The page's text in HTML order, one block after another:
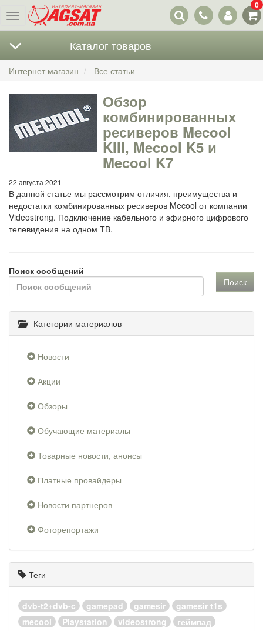
Меню
Наши
контакты
0
Каталог товаров
Интернет магазин Все статьи
Обзор
комбинированных
ресиверов Mecool
KIII, Mecool K5 и
Mecool K7
22 августа 2021
В данной статье мы рассмотрим отличия, преимущества и
недостатки комбинированных ресиверов Mecool от компании
Videostrong. Подключение кабельного и эфирного цифрового
телевидения на одном ТВ.
Поиск сообщений
Поиск
Категории материалов
Новости
Акции
Обзоры
Обучающие материалы
Товарные новости, анонсы
Платные провайдеры
Новости партнеров
Фоторепортажи
Теги
dvb-t2+dvb-c gamepad gamesir
gamesir t1s
mecool
Playstation videostrong
геймпад